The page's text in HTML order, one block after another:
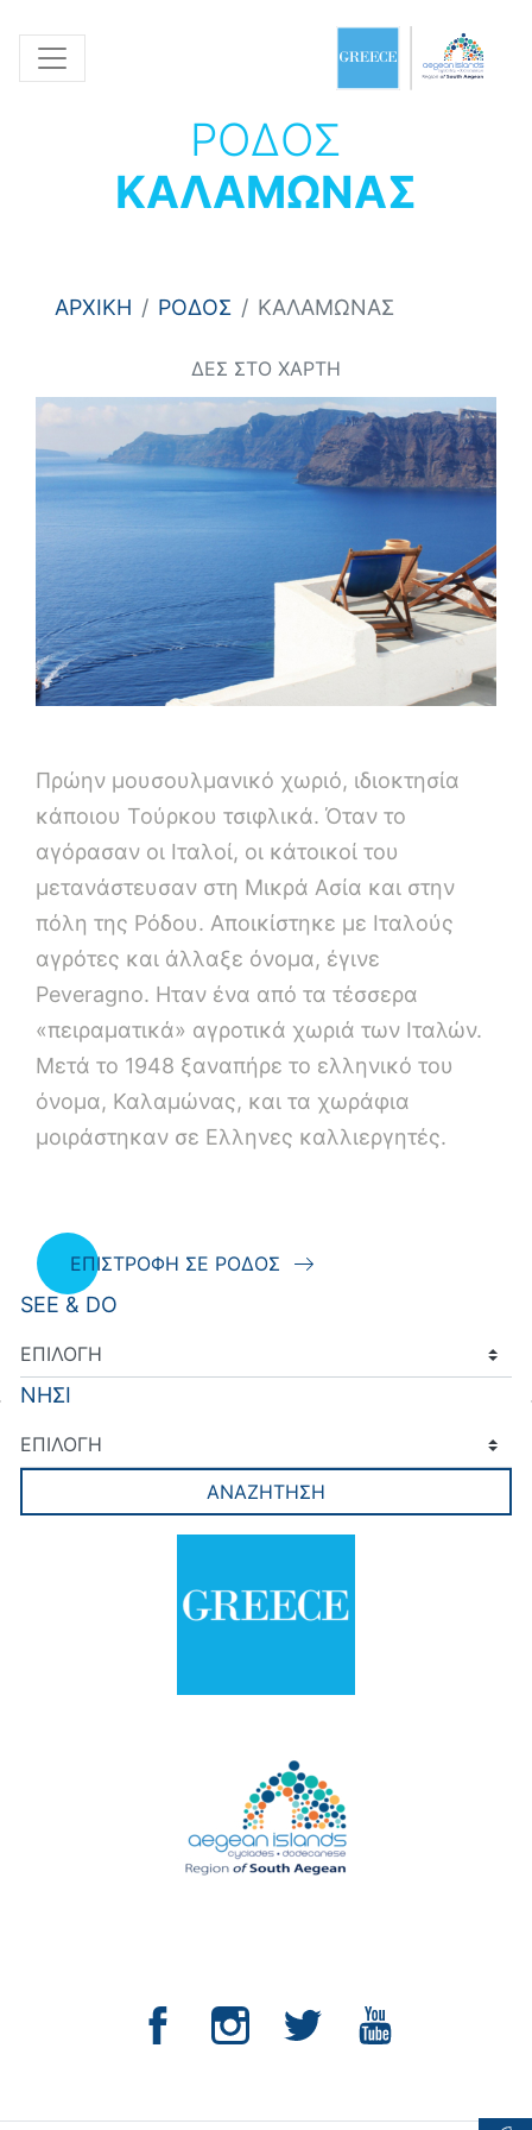
ΡΟΔΟΣ
ΚΑΛΑΜΩΝΑΣ
ΑΡΧΙΚΗ ΡΟΔΟΣ ΚΑΛΑΜΩΝΑΣ
ΔΕΣ ΣΤΟ ΧΑΡΤΗ
Πρώην μουσουλμανικό χωριό, ιδιοκτησία
κάποιου Τούρκου τσιφλικά. Όταν το
αγόρασαν οι Ιταλοί, οι κάτοικοί του
μετανάστευσαν στη Μικρά Ασία και στην
πόλη της Ρόδου. Αποικίστηκε με Ιταλούς
αγρότες και άλλαξε όνομα, έγινε
Peveragno. Ηταν ένα από τα τέσσερα
«πειραματικά» αγροτικά χωριά των Ιταλών.
Μετά το 1948 ξαναπήρε το ελληνικό του
όνομα, Καλαμώνας, και τα χωράφια
μοιράστηκαν σε Ελληνες καλλιεργητές.
ΕΠΙΣΤΡΟΦΗ ΣΕ ΡΟΔΟΣ
SEE & DO
ΝΗΣΙ